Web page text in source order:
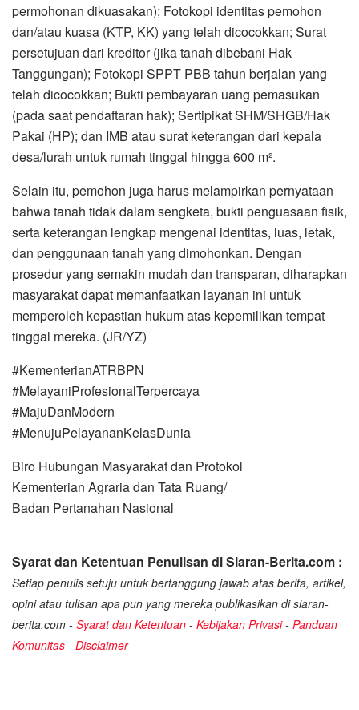
permohonan dikuasakan); Fotokopi identitas pemohon
dan/atau kuasa (KTP, KK) yang telah dicocokkan; Surat
persetujuan dari kreditor (jika tanah dibebani Hak
Tanggungan); Fotokopi SPPT PBB tahun berjalan yang
telah dicocokkan; Bukti pembayaran uang pemasukan
(pada saat pendaftaran hak); Sertipikat SHM/SHGB/Hak
Pakai (HP); dan IMB atau surat keterangan dari kepala
desa/lurah untuk rumah tinggal hingga 600 m².
Selain itu, pemohon juga harus melampirkan pernyataan
bahwa tanah tidak dalam sengketa, bukti penguasaan fisik,
serta keterangan lengkap mengenai identitas, luas, letak,
dan penggunaan tanah yang dimohonkan. Dengan
prosedur yang semakin mudah dan transparan, diharapkan
masyarakat dapat memanfaatkan layanan ini untuk
memperoleh kepastian hukum atas kepemilikan tempat
tinggal mereka. (JR/YZ)
#KementerianATRBPN
#MelayaniProfesionalTerpercaya
#MajuDanModern
#MenujuPelayananKelasDunia
Biro Hubungan Masyarakat dan Protokol
Kementerian Agraria dan Tata Ruang/
Badan Pertanahan Nasional
Syarat dan Ketentuan Penulisan di Siaran-Berita.com :
Setiap penulis setuju untuk bertanggung jawab atas berita, artikel,
opini atau tulisan apa pun yang mereka publikasikan di siaran-
berita.com - Syarat dan Ketentuan - Kebijakan Privasi- Panduan
Komunitas - Disclaimer